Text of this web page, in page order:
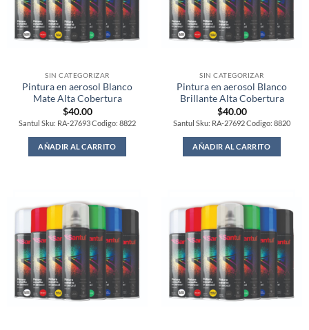
SIN CATEGORIZAR
Pintura en aerosol Blanco
Mate Alta Cobertura
$40.00
Santul Sku: RA-27693 Codigo: 8822
AÑADIR AL CARRITO
SIN CATEGORIZAR
Pintura en aerosol Blanco
Brillante Alta Cobertura
$40.00
Santul Sku: RA-27692 Codigo: 8820
AÑADIR AL CARRITO